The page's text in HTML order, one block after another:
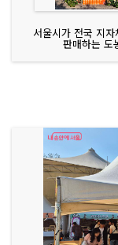
서울시가 전국 지
판매하는